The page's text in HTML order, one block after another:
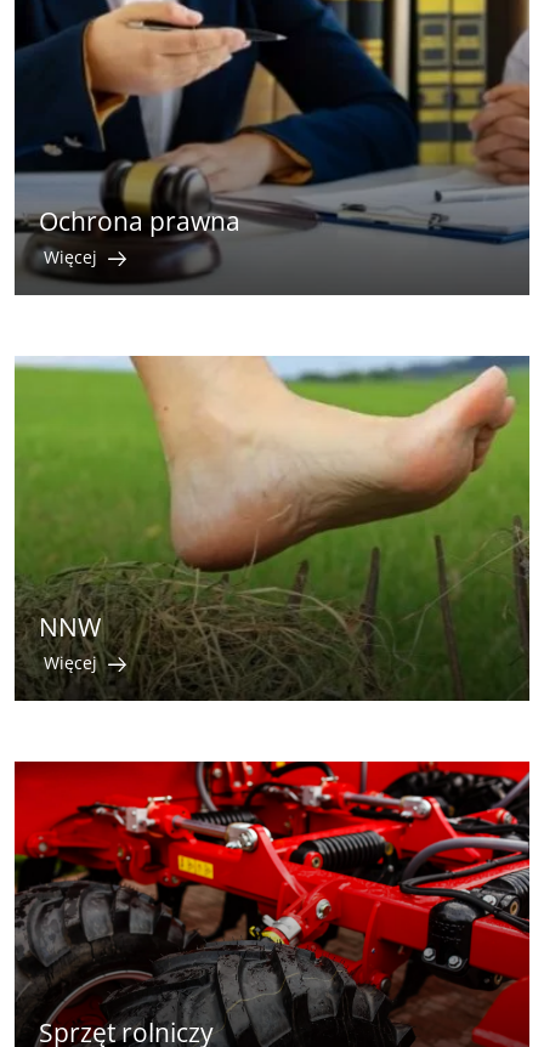
Ochrona prawna
Więcej
NNW
Więcej
Sprzęt rolniczy